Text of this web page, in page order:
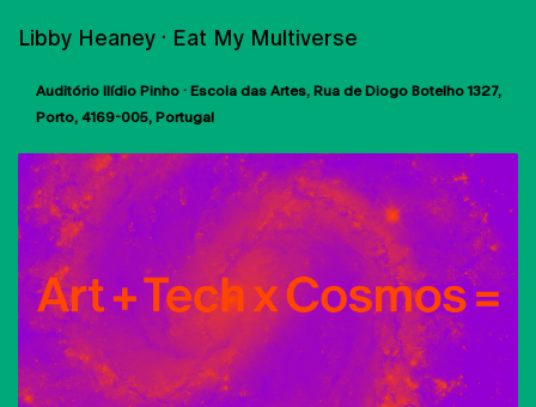
Libby Heaney · Eat My Multiverse
Auditório Ilídio Pinho · Escola das Artes Rua de Diogo Botelho 1327
Porto 4169-005 Portugal